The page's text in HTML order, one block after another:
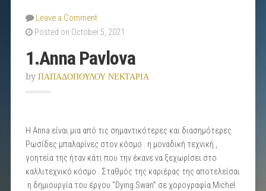
Leave a Comment
Posted on October 5, 2021
1.Anna Pavlova
by ΠΑΠΑΔΟΠΟΥΛΟΥ ΝΕΚΤΑΡΙΑ
Η Anna είναι μια από τις σημαντικότερες και διασημότερες
Ρωσίδες μπαλαρίνες στον κόσμο . η μοναδική τεχνική ,
γοητεία της ήταν κάτι που την έκανε να ξεχωρίσει στο
καλλιτεχνικό κόσμο . Σταθμός της καριέρας της αποτελείσαι
η δημιουργία του έργου “Dying Swan” σε χορογραφία Michel